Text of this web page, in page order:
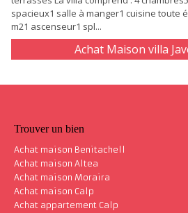
spacieux1 salle à manger1 cuisine toute
m21 ascenseur1 spl...
Achat Maison villa
Trouver un bien
Achat maison Benitachell
Achat maison Altea
Achat maison Moraira
Achat maison Calp
Achat appartement Calp